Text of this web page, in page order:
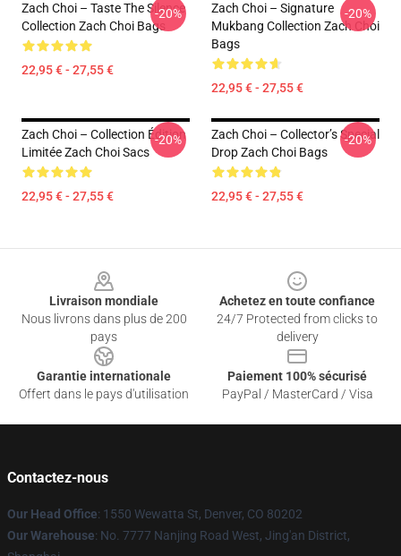
Zach Choi – Taste The Silence
Collection Zach Choi Bags
22,95 € - 27,55 €
-20%
Zach Choi – Signature
Mukbang Collection Zach Choi
Bags
22,95 € - 27,55 €
-20%
Zach Choi – Collection Édition
Limitée Zach Choi Sacs
22,95 € - 27,55 €
-20%
Zach Choi – Collector’s Special
Drop Zach Choi Bags
22,95 € - 27,55 €
-20%
Livraison mondiale
Nous livrons dans plus de 200
pays
Achetez en toute confiance
24/7 Protected from clicks to
delivery
Garantie internationale
Offert dans le pays d'utilisation
Paiement 100% sécurisé
PayPal / MasterCard / Visa
Contactez-nous
Our Head Office: 1550 Wewatta St, Denver, CO 80202
Our Warehouse: No. 7777 Nanjing Road West, Jing'an District,